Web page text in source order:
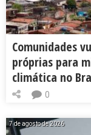
Comunidades
próprias para
climática no
0
7 de agosto de 2026